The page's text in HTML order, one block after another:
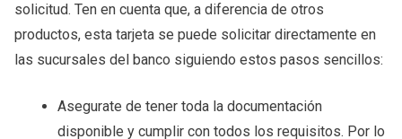
solicitud. Ten en cuenta que, a diferencia de otros
productos, esta tarjeta se puede solicitar directamente en
las sucursales del banco siguiendo estos pasos sencillos:
Asegurate de tener toda la documentación
disponible y cumplir con todos los requisitos. Por lo